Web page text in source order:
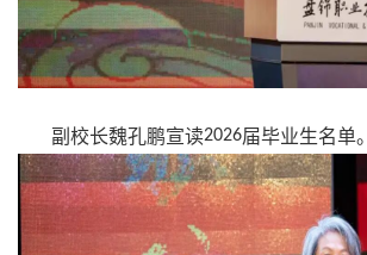
副校长魏孔鹏宣读2026届毕业生名单。